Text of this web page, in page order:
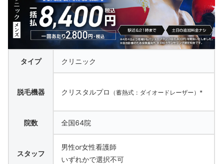
タイプ クリニック
脱毛機器 クリスタルプロ （蓄熱式：ダイオードレーザー）*
院数 全国64院
スタッフ
男性or女性看護師
いずれかで選択不可